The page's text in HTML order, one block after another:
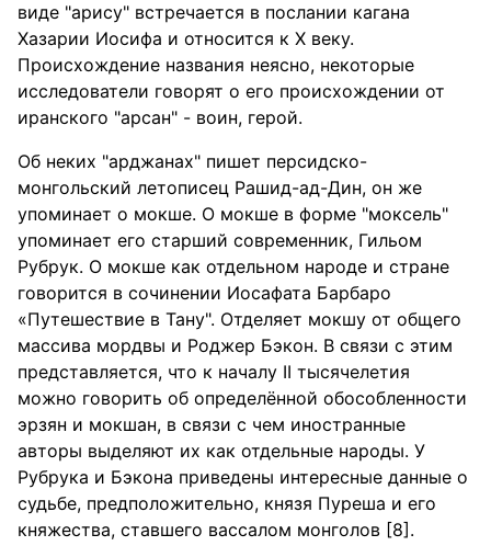
виде "арису" встречается в послании кагана
Хазарии Иосифа и относится к X веку.
Происхождение названия неясно, некоторые
исследователи говорят о его происхождении от
иранского "арсан" - воин, герой.
Об неких "арджанах" пишет персидско-
монгольский летописец Рашид-ад-Дин, он же
упоминает о мокше. О мокше в форме "моксель"
упоминает его старший современник, Гильом
Рубрук. О мокше как отдельном народе и стране
говорится в сочинении Иосафата Барбаро
«Путешествие в Тану". Отделяет мокшу от общего
массива мордвы и Роджер Бэкон. В связи с этим
представляется, что к началу II тысячелетия
можно говорить об определённой обособленности
эрзян и мокшан, в связи с чем иностранные
авторы выделяют их как отдельные народы. У
Рубрука и Бэкона приведены интересные данные о
судьбе, предположительно, князя Пуреша и его
княжества, ставшего вассалом монголов [8].